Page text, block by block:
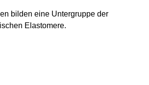
bilden eine Untergruppe der
Elastomere.